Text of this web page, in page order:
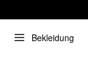
Bekleidung